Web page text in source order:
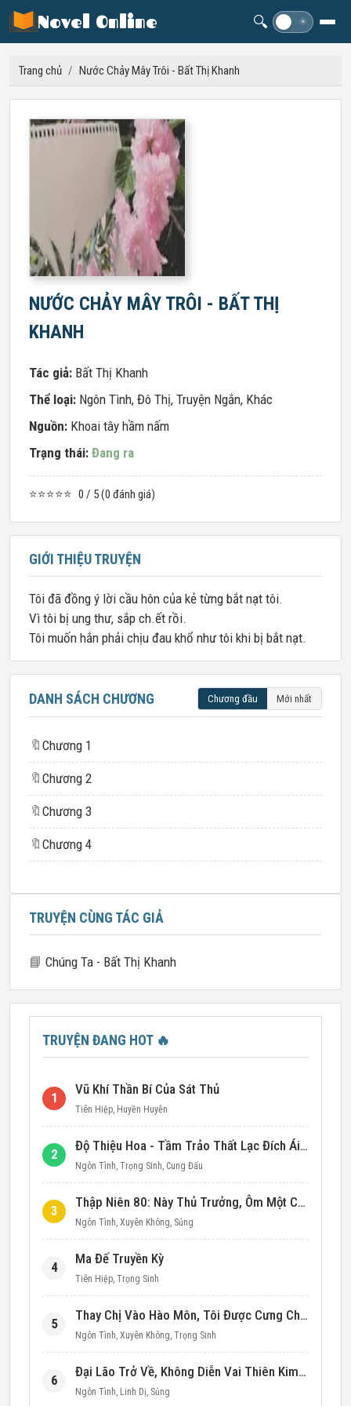
Novel Online 🔍 ☀
Trang chủ / Nước Chảy Mây Trôi - Bất Thị Khanh
NƯỚC CHẢY MÂY TRÔI - BẤT THỊ
KHANH
Tác giả: Bất Thị Khanh
Thể loại: Ngôn Tình, Đô Thị, Truyện Ngắn, Khác
Nguồn: Khoai tây hầm nấm
Trạng thái: Đang ra
⭐⭐⭐⭐⭐ 0 / 5 (0 đánh giá)
GIỚI THIỆU TRUYỆN
Tôi đã đồng ý lời cầu hôn của kẻ từng bắt nạt tôi.
Vì tôi bị ung thư, sắp ch.ết rồi.
Tôi muốn hắn phải chịu đau khổ như tôi khi bị bắt nạt.
DANH SÁCH CHƯƠNG Chương đầu Mới nhất
🔖 Chương 1
🔖 Chương 2
🔖 Chương 3
🔖 Chương 4
TRUYỆN CÙNG TÁC GIẢ
📘 Chúng Ta - Bất Thị Khanh
TRUYỆN ĐANG HOT 🔥
1
Vũ Khí Thần Bí Của Sát Thủ
Tiên Hiệp, Huyền Huyễn
2
Độ Thiệu Hoa - Tầm Trảo Thất Lạc Đích Ái Tình
Ngôn Tình, Trọng Sinh, Cung Đấu
3
Thập Niên 80: Này Thủ Trưởng, Ôm Một Cái Đi!
Ngôn Tình, Xuyên Không, Sủng
4
Ma Đế Truyền Kỳ
Tiên Hiệp, Trọng Sinh
5
Thay Chị Vào Hào Môn, Tôi Được Cưng Chiều Hết Mực (Thập Niên 90)
Ngôn Tình, Xuyên Không, Trọng Sinh
6
Đại Lão Trở Về, Không Diễn Vai Thiên Kim Giả Nữa
Ngôn Tình, Linh Dị, Sủng